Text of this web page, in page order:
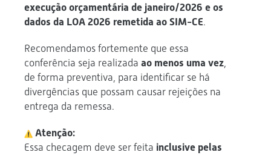
execução orçamentária de janeiro/2026 e os
dados da LOA 2026 remetida ao SIM-CE.
Recomendamos fortemente que essa
conferência seja realizada ao menos uma vez,
de forma preventiva, para identificar se há
divergências que possam causar rejeições na
entrega da remessa.
Atenção:
Essa checagem deve ser feita inclusive pelas